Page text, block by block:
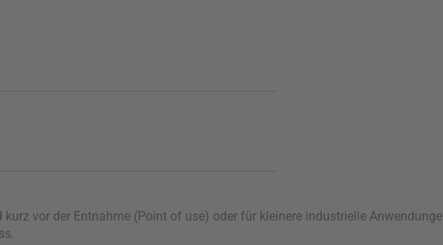
vor der Entnahme (Point of use) oder für kleinere industrielle